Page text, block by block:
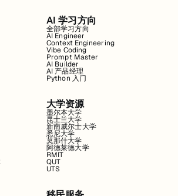
AI 学习方向
全部学习方向
AI Engineer
Context Engineering
Vibe Coding
Prompt Master
AI Builder
AI 产品经理
Python 入门
大学资源
墨尔本大学
昆士兰大学
新南威尔士大学
悉尼大学
莫那什大学
阿德莱德大学
RMIT
QUT
UTS